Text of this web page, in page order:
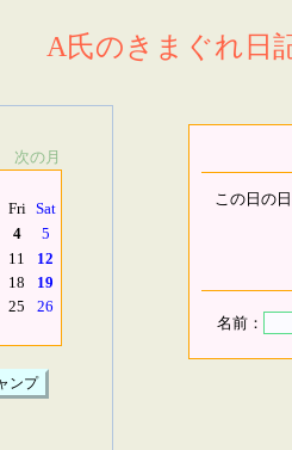
A氏のきまぐれ日
次の月
Fri Sat
4
5
11
12
18
19
25
26
この日の
名前：